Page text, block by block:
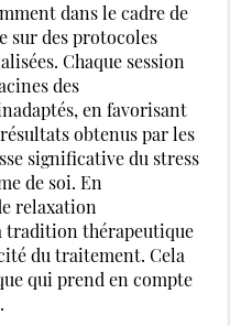
dans le cadre de
sur des protocoles
Chaque session
des
en favorisant
obtenus par les
significative du stress
de soi. En
relaxation
tradition thérapeutique
du traitement. Cela
qui prend en compte